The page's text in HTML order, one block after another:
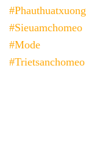
#Phauthuatxuong
#Sieuamchomeo
#Mode
#Trietsanchomeo